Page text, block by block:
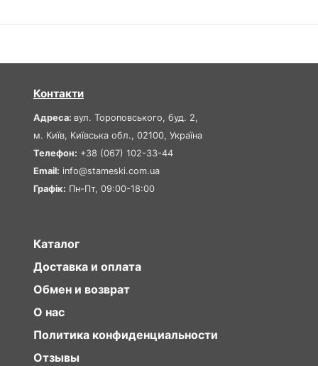
Контакти
Адреса: вул. Тороповського, буд. 2,
м. Київ, Київська обл., 02100, Україна
Телефон: +38 (067) 102-33-44
Email: info@stameski.com.ua
Графік: Пн-Пт, 09:00-18:00
Каталог
Доставка и оплата
Обмен и возврат
О нас
Политика конфиденциальности
Отзывы